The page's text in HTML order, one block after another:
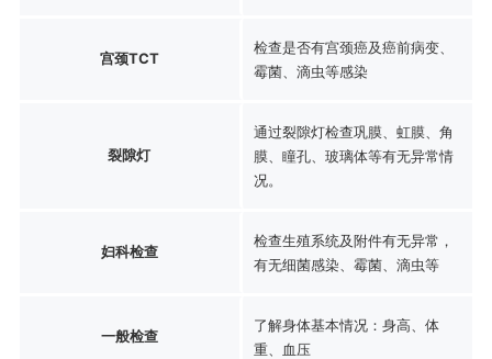
宫颈TCT
检查是否有宫颈癌及癌前病变、
霉菌、滴虫等感染
裂隙灯
通过裂隙灯检查巩膜、虹膜、角
膜、瞳孔、玻璃体等有无异常情
况。
妇科检查
检查生殖系统及附件有无异常，
有无细菌感染、霉菌、滴虫等
一般检查
了解身体基本情况：身高、体
重、血压